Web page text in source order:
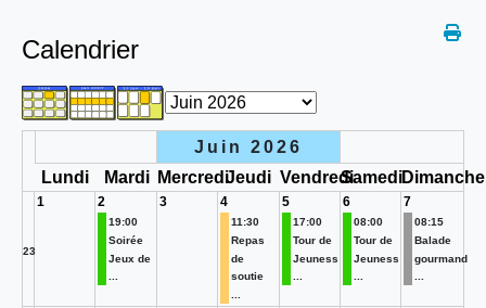
Calendrier
Juin 2026
Lundi
Mardi MercrediJeudi VendrediSamediDimanche
23
1 2
19:00
Soirée
Jeux de
...
3 4
11:30
Repas
de
soutie
5
17:00
Tour de
Jeuness
...
6
08:00
Tour de
Jeuness
...
7
08:15
Balade
gourmand
...